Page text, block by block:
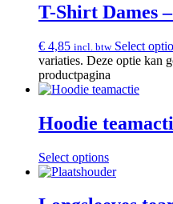
T-Shirt Dames
€ 4,85 incl. btw Select
variaties. Deze optie kan
productpagina
Hoodie
Select options